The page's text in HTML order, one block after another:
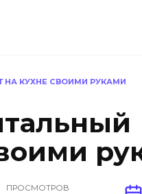
НА КУХНЕ СВОИМИ РУКАМИ
ПРОСМОТРОВ